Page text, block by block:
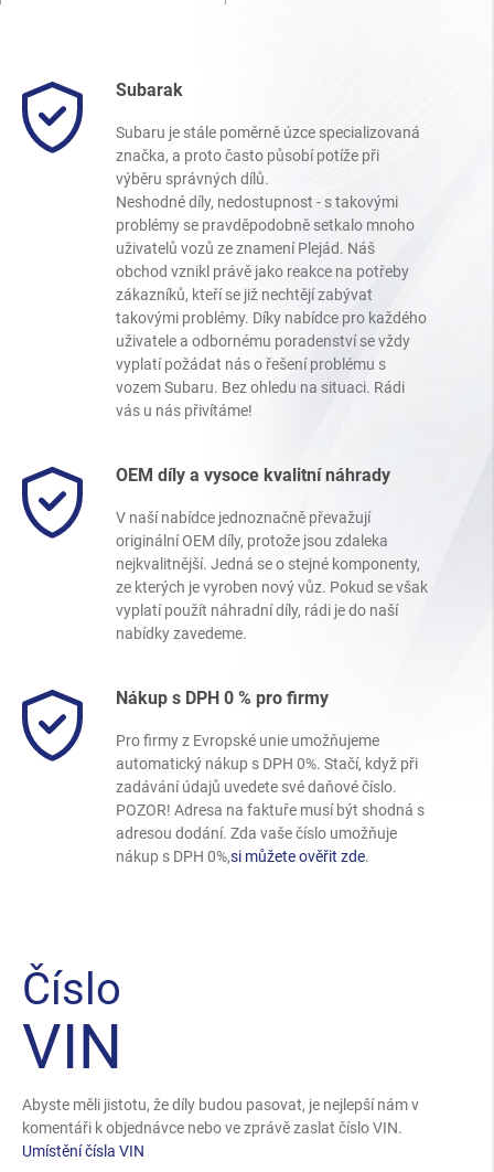
Subarak
Subaru je stále poměrně úzce specializovaná
značka, a proto často působí potíže při
výběru správných dílů.
Neshodné díly, nedostupnost - s takovými
problémy se pravděpodobně setkalo mnoho
uživatelů vozů ze znamení Plejád. Náš
obchod vznikl právě jako reakce na potřeby
zákazníků, kteří se již nechtějí zabývat
takovými problémy. Díky nabídce pro každého
uživatele a odbornému poradenství se vždy
vyplatí požádat nás o řešení problému s
vozem Subaru. Bez ohledu na situaci. Rádi
vás u nás přivítáme!
OEM díly a vysoce kvalitní náhrady
V naší nabídce jednoznačně převažují
originální OEM díly, protože jsou zdaleka
nejkvalitnější. Jedná se o stejné komponenty,
ze kterých je vyroben nový vůz. Pokud se však
vyplatí použít náhradní díly, rádi je do naší
nabídky zavedeme.
Nákup s DPH 0 % pro firmy
Pro firmy z Evropské unie umožňujeme
automatický nákup s DPH 0%. Stačí, když při
zadávání údajů uvedete své daňové číslo.
POZOR! Adresa na faktuře musí být shodná s
adresou dodání. Zda vaše číslo umožňuje
nákup s DPH 0%,si můžete ověřit zde.
Číslo
VIN
Abyste měli jistotu, že díly budou pasovat, je nejlepší nám v
komentáři k objednávce nebo ve zprávě zaslat číslo VIN.
Umístění čísla VIN